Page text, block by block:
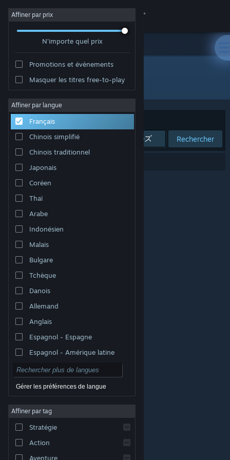
Se connecter
Magasin
À propos
Support
Changer la langue
Télécharger l'application mobile Steam
Voir version ordi. du site
© Valve Corporation. Tous droits réservés. Toutes les
titulaires aux États-Unis et dans d'autres pays.
Accessibilité
Remboursements
Affiner par prix
N'importe quel prix
Promotions et évènements
Masquer les titres free-to-play
Affiner par langue
Français
Chinois simplifié
Chinois traditionnel
Japonais
Coréen
Thaï
Arabe
Indonésien
Malais
Bulgare
Tchèque
Danois
Allemand
Anglais
Espagnol - Espagne
Espagnol - Amérique latine
Gérer les préférences de langue
Affiner par tag
Stratégie
Action
Aventure
"届けろ！戦え！カラミティエンジェルズ"
Trier par Pertinence
Rechercher